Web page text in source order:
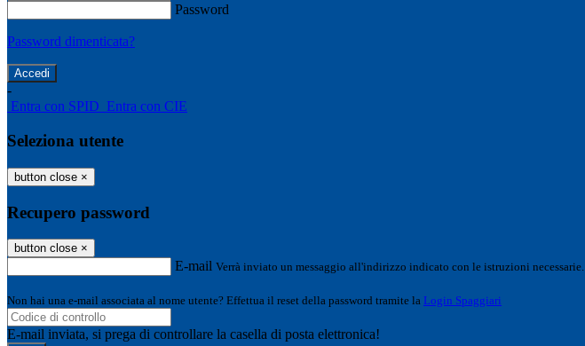
Password
Password dimenticata?
-
Entra con SPID Entra con CIE
Seleziona utente
button close ×
Recupero password
button close ×
E-mail Verrà inviato un messaggio all'indirizzo indicato con le istruzioni necessarie.
Non hai una e-mail associata al nome utente? Effettua il reset della password tramite la Login Spaggiari
E-mail inviata, si prega di controllare la casella di posta elettronica!